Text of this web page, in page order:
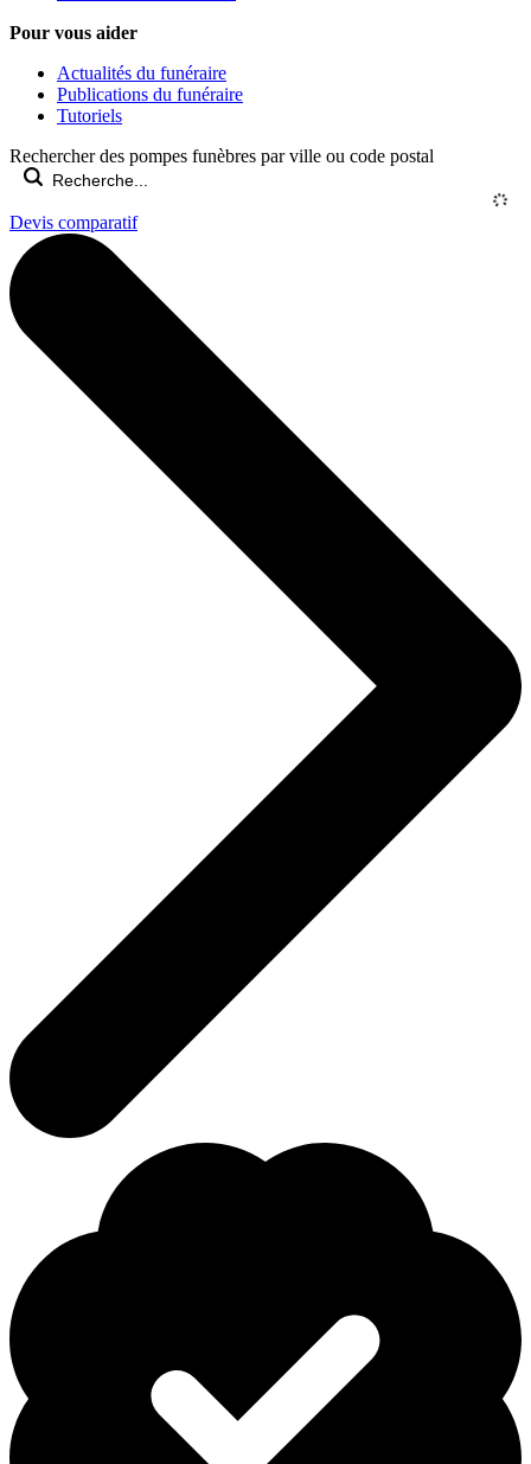
Pour vous aider
Actualités du funéraire
Publications du funéraire
Tutoriels
Rechercher des pompes funèbres par ville ou code postal
Devis comparatif